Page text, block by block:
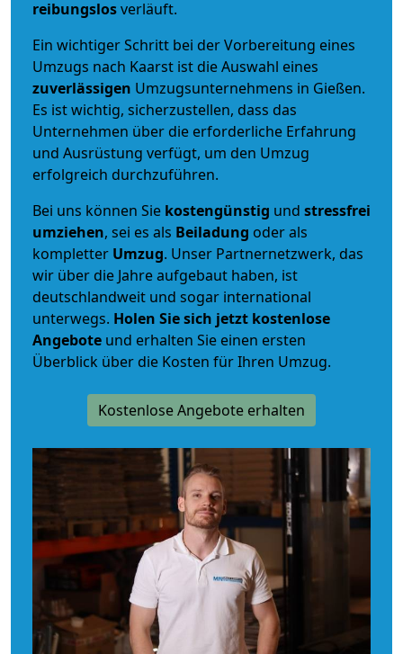
reibungslosverläuft.
Ein wichtiger Schritt bei der Vorbereitung eines
Umzugs nach Kaarst ist die Auswahl eines
zuverlässigen Umzugsunternehmens in Gießen.
Es ist wichtig, sicherzustellen, dass das
Unternehmen über die erforderliche Erfahrung
und Ausrüstung verfügt, um den Umzug
erfolgreich durchzuführen.
Bei uns können Sie kostengünstig und stressfrei
umziehen, sei es als Beiladung oder als
kompletter Umzug. Unser Partnernetzwerk, das
wir über die Jahre aufgebaut haben, ist
deutschlandweit und sogar international
unterwegs. Holen Sie sich jetzt kostenlose
Angebote und erhalten Sie einen ersten
Überblick über die Kosten für Ihren Umzug.
Kostenlose Angebote erhalten